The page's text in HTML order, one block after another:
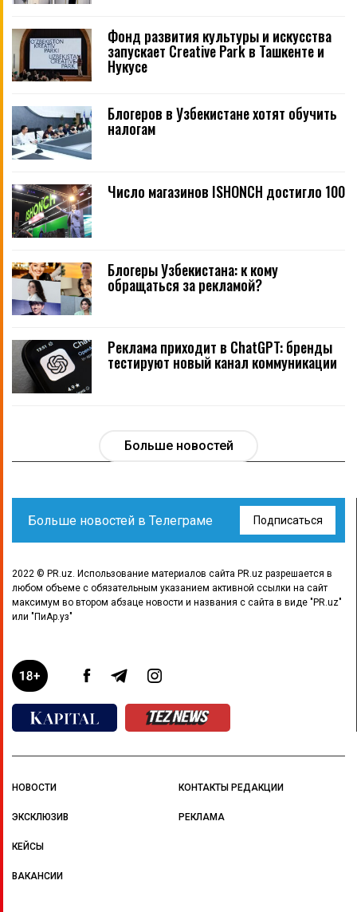
Фонд развития культуры и искусства
запускает Creative Park в Ташкенте и
Нукусе
Блогеров в Узбекистане хотят обучить
налогам
Число магазинов ISHONCH достигло 100
Блогеры Узбекистана: к кому
обращаться за рекламой?
Реклама приходит в ChatGPT: бренды
тестируют новый канал коммуникации
Больше новостей
Больше новостей в Телеграме Подписаться
2022 © PR.uz. Использование материалов сайта PR.uz разрешается в
любом объеме с обязательным указанием активной ссылки на сайт
максимум во втором абзаце новости и названия с сайта в виде "PR.uz"
или "ПиАр.уз"
НОВОСТИ
ЭКСКЛЮЗИВ
КЕЙСЫ
ВАКАНСИИ
КОНТАКТЫ РЕДАКЦИИ
РЕКЛАМА